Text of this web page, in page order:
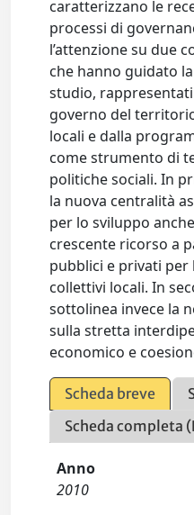
caratterizzano le
processi di
l’attenzione su due
che hanno guidato
studio,
governo del
locali e dalla
come strumento di
politiche sociali. In
la nuova centralità
per lo sviluppo
crescente ricorso a
pubblici e privati
collettivi locali. In
sottolinea invece la
sulla stretta
economico e
Scheda breve
Scheda completa
Anno
2010